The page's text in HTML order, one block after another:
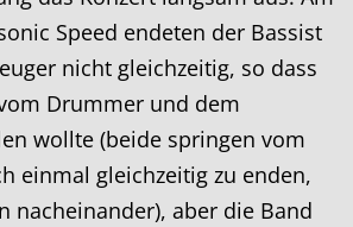
Speed endeten der Bassist
nicht gleichzeitig, so dass
Drummer und dem
wollte (beide springen vom
einmal gleichzeitig zu enden,
nacheinander), aber die Band